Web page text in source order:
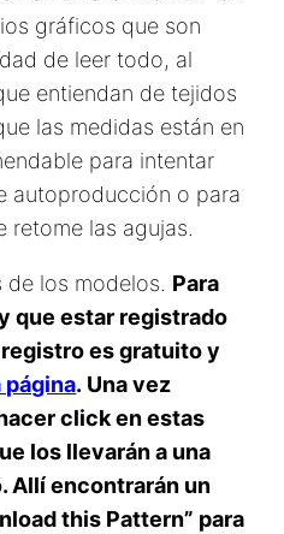
gráficos que son
de leer todo, al
entiendan de tejidos
las medidas están en
para intentar
autoproducción o para
retome las agujas.
de los modelos. Para
que estar registrado
es gratuito y
página. Una vez
click en estas
los llevarán a una
Allí encontrarán un
this Pattern” para